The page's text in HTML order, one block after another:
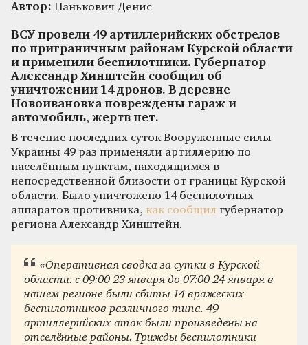
Автор: Панькович Денис
ВСУ провели 49 артиллерийских обстрелов
по приграничным районам Курской области
и применили беспилотники. Губернатор
Александр Хинштейн сообщил об
уничтожении 14 дронов. В деревне
Новоивановка повреждены гараж и
автомобиль, жертв нет.
В течение последних суток Вооруженные силы
Украины 49 раз применяли артиллерию по
населённым пунктам, находящимся в
непосредственной близости от границы Курской
области. Было уничтожено 14 беспилотных
аппаратов противника, как сообщил губернатор
региона Александр Хинштейн.
«Оперативная сводка за сутки в Курской
области: с 09:00 23 января до 07:00 24 января в
нашем регионе были сбиты 14 вражеских
беспилотников различного типа. 49
артиллерийских атак были произведены на
отселённые районы. Трижды беспилотники